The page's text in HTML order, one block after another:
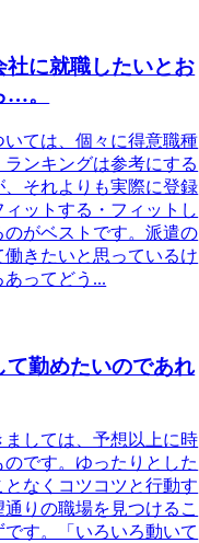
社に就職したいとお
…。
ては、個々に得意職種
ンキングは参考にする
それよりも実際に登録
ィットする・フィットし
のがベストです。派遣の
きたいと思っているけ
ってどう...
て勤めたいのであれ
ましては、予想以上に時
のです。ゆったりとした
なくコツコツと行動す
りの職場を見つけるこ
です。「いろいろ動いて